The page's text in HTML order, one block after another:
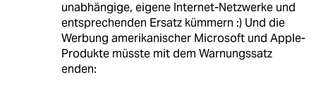
unabhängige, eigene Internet-Netzwerke und
entsprechenden Ersatz kümmern :) Und die
Werbung amerikanischer Microsoft und Apple-
Produkte müsste mit dem Warnungssatz
enden: